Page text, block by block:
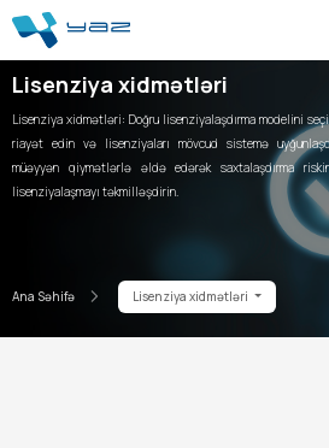
Lisenziya xidmətləri
Lisenziya xidmətləri: Doğru lisenziyalaşdırma modelini
riayət edin və lisenziyaları mövcud sistemə
müəyyən qiymətlərlə əldə edərək saxtalaşdırma
lisenziyalaşmayı təkmilləşdirin.
Ana Səhifə Lisenziya xidmətləri